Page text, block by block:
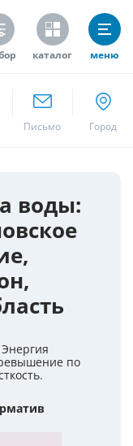
каталог меню
воды:
по